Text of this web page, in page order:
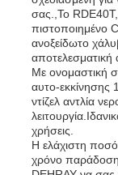
σας.,Το
πιστοποιημένο
ανοξείδωτο
αποτελεσματική
Με ονομαστική
αυτο-εκκίνησης
ντίζελ αντλία
χρήσεις.
Η ελάχιστη
χρόνο